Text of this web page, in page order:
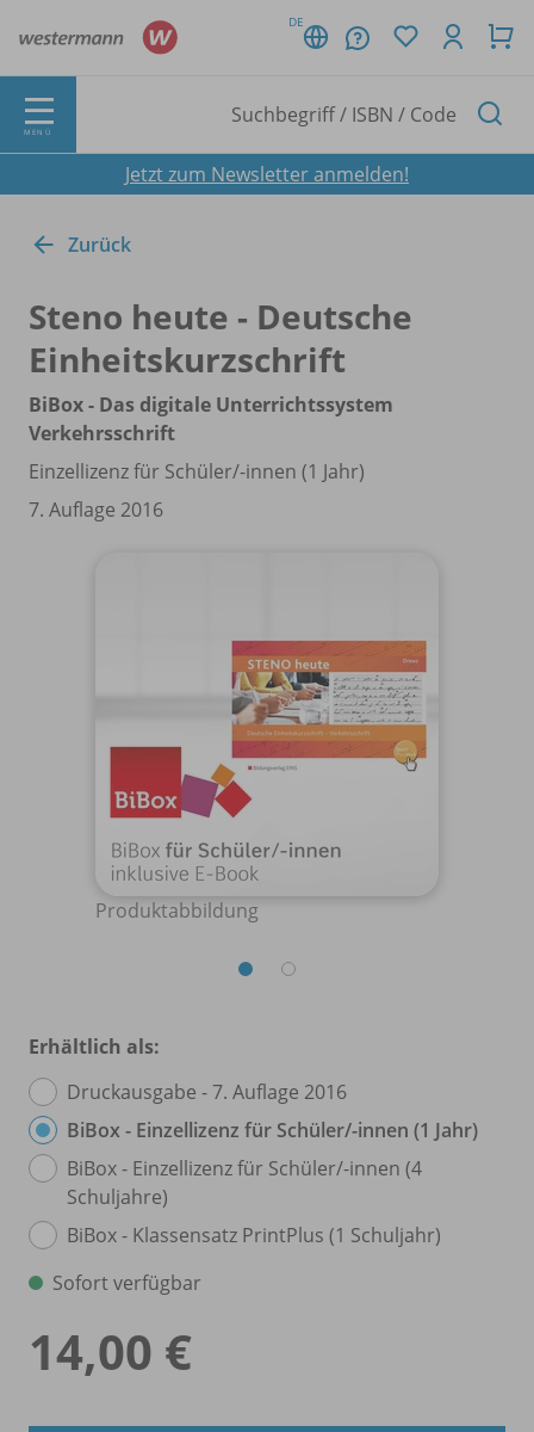
DE
MENÜ
Jetzt zum Newsletter anmelden!
Zurück
Steno heute - Deutsche
Einheitskurzschrift
BiBox - Das digitale Unterrichtssystem
Verkehrsschrift
Einzellizenz für Schüler/-innen (1 Jahr)
7. Auflage 2016
Produktabbildung
Erhältlich als:
Druckausgabe - 7. Auflage 2016
BiBox - Einzellizenz für Schüler/-innen (1 Jahr)
BiBox - Einzellizenz für Schüler/-innen (4
Schuljahre)
BiBox - Klassensatz PrintPlus (1 Schuljahr)
Sofort verfügbar
14,00 €